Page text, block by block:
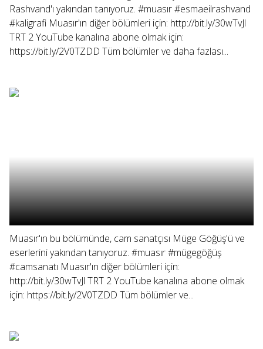
Rashvand'ı yakından tanıyoruz. #muasır #esmaeilrashvand
#kaligrafi Muasır'ın diğer bölümleri için: http://bit.ly/30wTvJl
TRT 2 YouTube kanalına abone olmak için:
https://bit.ly/2V0TZDD Tüm bölümler ve daha fazlası...
Muasır'ın bu bölümünde, cam sanatçısı Müge Göğüş'ü ve
eserlerini yakından tanıyoruz. #muasır #mügegöğüş
#camsanatı Muasır'ın diğer bölümleri için:
http://bit.ly/30wTvJl TRT 2 YouTube kanalına abone olmak
için: https://bit.ly/2V0TZDD Tüm bölümler ve...